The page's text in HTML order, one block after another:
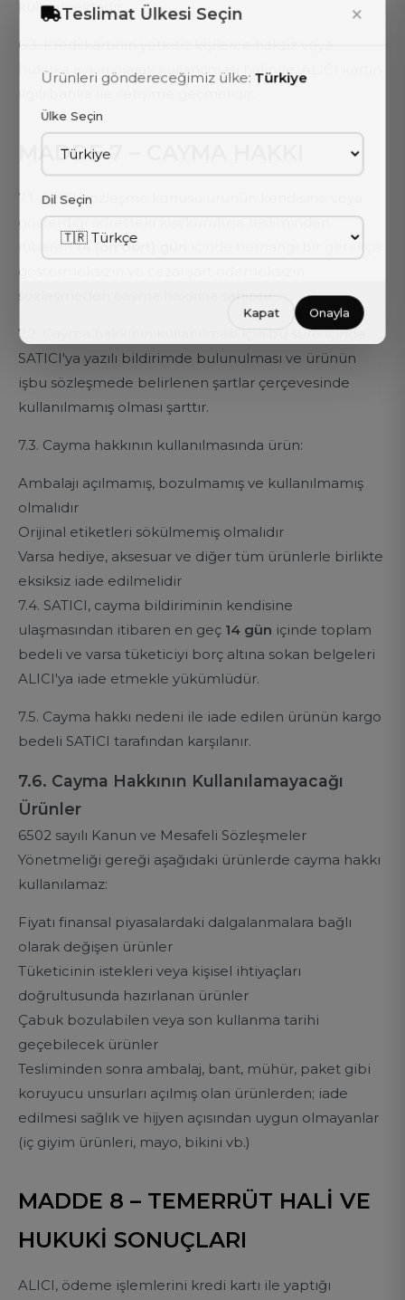
Teslimat Ülkesi Seçin ×
Ürünleri göndereceğimiz ülke: Türkiye
Ülke Seçin
Dil Seçin
Kapat Onayla
kullanmaktadır.
6.3. Kredi kartının yetkisiz kişilerce haksız veya
hukuka aykırı olarak kullanılması halinde, ALICI kartın
MADDE 7 – CAYMA HAKKI
7.1. ALICI, sözleşme konusu ürünün kendisine veya
gösterdiği adresteki kişi/kuruluşa tesliminden
itibaren14 (on dört) gün
göstermeksizin ve cezai şart ödemeksizin
sözleşmeden cayma hakkına sahiptir.
7.2. Cayma hakkının kullanılması için bu süre içinde
SATICI'ya yazılı bildirimde bulunulması ve ürünün
işbu sözleşmede belirlenen şartlar çerçevesinde
kullanılmamış olması şarttır.
7.3. Cayma hakkının kullanılmasında ürün:
Ambalajı açılmamış, bozulmamış ve kullanılmamış
olmalıdır
Orijinal etiketleri sökülmemiş olmalıdır
Varsa hediye, aksesuar ve diğer tüm ürünlerle birlikte
eksiksiz iade edilmelidir
7.4. SATICI, cayma bildiriminin kendisine
ulaşmasından itibaren en geç 14 gün içinde toplam
bedeli ve varsa tüketiciyi borç altına sokan belgeleri
ALICI'ya iade etmekle yükümlüdür.
7.5. Cayma hakkı nedeni ile iade edilen ürünün kargo
bedeli SATICI tarafından karşılanır.
7.6. Cayma Hakkının Kullanılamayacağı
Ürünler
6502 sayılı Kanun ve Mesafeli Sözleşmeler
Yönetmeliği gereği aşağıdaki ürünlerde cayma hakkı
kullanılamaz:
Fiyatı finansal piyasalardaki dalgalanmalara bağlı
olarak değişen ürünler
Tüketicinin istekleri veya kişisel ihtiyaçları
doğrultusunda hazırlanan ürünler
Çabuk bozulabilen veya son kullanma tarihi
geçebilecek ürünler
Tesliminden sonra ambalaj, bant, mühür, paket gibi
koruyucu unsurları açılmış olan ürünlerden; iade
edilmesi sağlık ve hijyen açısından uygun olmayanlar
(iç giyim ürünleri, mayo, bikini vb.)
MADDE 8 – TEMERRÜT HALİ VE
HUKUKİ SONUÇLARI
ALICI, ödeme işlemlerini kredi kartı ile yaptığı